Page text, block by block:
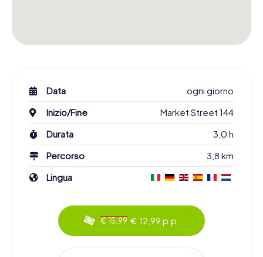
Data
ogni giorno
Inizio/Fine
Market Street 144
Durata
3,0 h
Percorso
3,8 km
Lingua
€ 15,99 € 12,99 p.p.